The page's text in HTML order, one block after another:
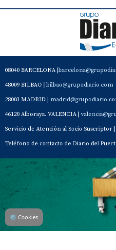
08040 BARCELONA |
48009 BILBAO | bilbao@grupodiario.com
28003 MADRID |
46120 Alboraya. VALENCIA |
Servicio de Atención al Socio Suscriptor |
Teléfono de contacto de Diario del
Contacto Aviso Legal Quiénes
⚙ Cookies